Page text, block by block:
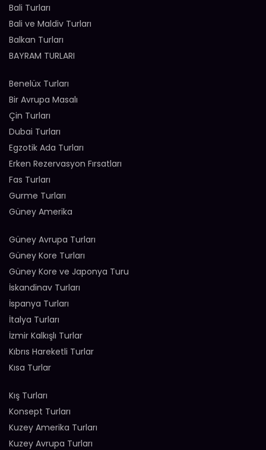
Bali Turları
Bali ve Maldiv Turları
Balkan Turları
BAYRAM TURLARI
Benelüx Turları
Bir Avrupa Masalı
Çin Turları
Dubai Turları
Egzotik Ada Turları
Erken Rezervasyon Fırsatları
Fas Turları
Gurme Turları
Güney Amerika
Güney Avrupa Turları
Güney Kore Turları
Güney Kore ve Japonya Turu
İskandinav Turları
İspanya Turları
İtalya Turları
İzmir Kalkışlı Turlar
Kıbrıs Hareketli Turlar
Kısa Turlar
Kış Turları
Konsept Turları
Kuzey Amerika Turları
Kuzey Avrupa Turları